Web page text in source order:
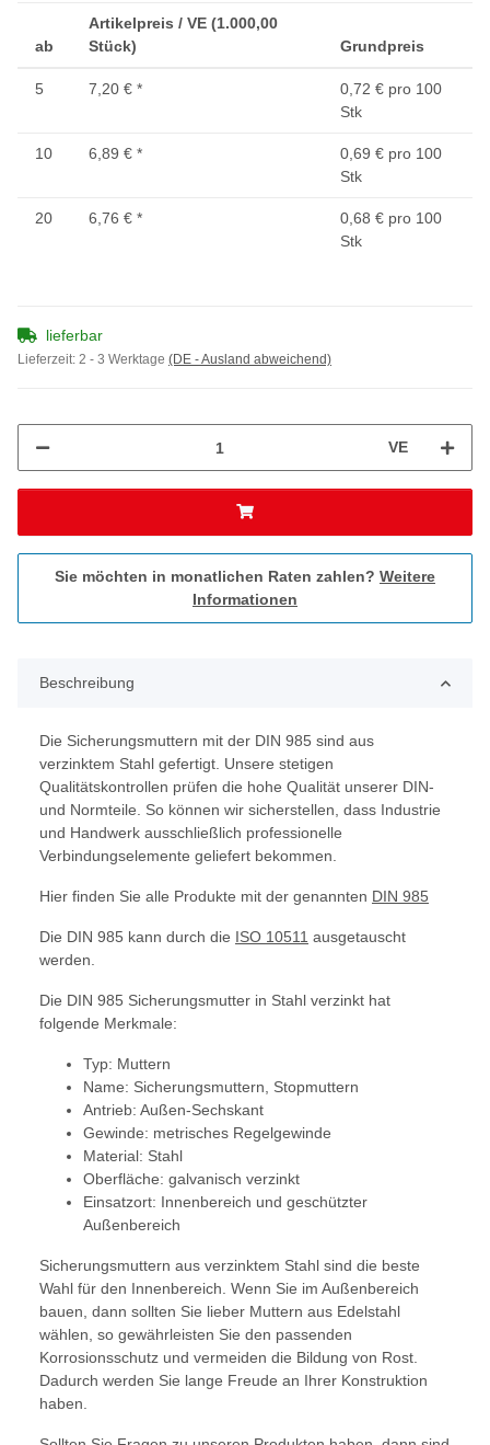
ab
Artikelpreis / VE (1.000,00
Stück)
Grundpreis
5 7,20 € *
0,72 € pro 100
Stk
10 6,89 € *
0,69 € pro 100
Stk
20 6,76 € *
0,68 € pro 100
Stk
lieferbar
Lieferzeit: 2 - 3 Werktage (DE - Ausland abweichend)
VE
Sie möchten in monatlichen Raten zahlen? Weitere
Informationen
Beschreibung
Die Sicherungsmuttern mit der DIN 985 sind aus
verzinktem Stahl gefertigt. Unsere stetigen
Qualitätskontrollen prüfen die hohe Qualität unserer DIN-
und Normteile. So können wir sicherstellen, dass Industrie
und Handwerk ausschließlich professionelle
Verbindungselemente geliefert bekommen.
Hier finden Sie alle Produkte mit der genannten DIN 985
Die DIN 985 kann durch die ISO 10511 ausgetauscht
werden.
Die DIN 985 Sicherungsmutter in Stahl verzinkt hat
folgende Merkmale:
Typ: Muttern
Name: Sicherungsmuttern, Stopmuttern
Antrieb: Außen-Sechskant
Gewinde: metrisches Regelgewinde
Material: Stahl
Oberfläche: galvanisch verzinkt
Einsatzort: Innenbereich und geschützter
Außenbereich
Sicherungsmuttern aus verzinktem Stahl sind die beste
Wahl für den Innenbereich. Wenn Sie im Außenbereich
bauen, dann sollten Sie lieber Muttern aus Edelstahl
wählen, so gewährleisten Sie den passenden
Korrosionsschutz und vermeiden die Bildung von Rost.
Dadurch werden Sie lange Freude an Ihrer Konstruktion
haben.